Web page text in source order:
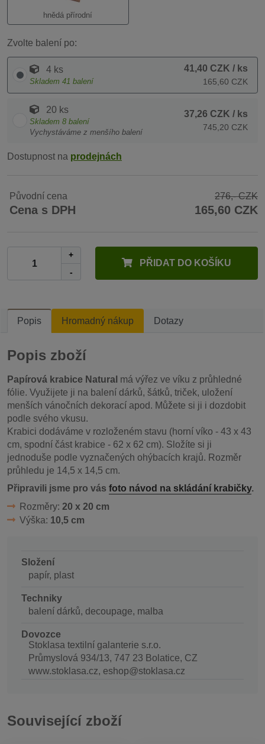
hnědá přírodní
Zvolte balení po:
4 ks
Skladem 41 balení
41,40 CZK / ks
165,60 CZK
20 ks
Skladem 8 balení
Vychystáváme z menšího balení
37,26 CZK / ks
745,20 CZK
Dostupnost na prodejnách
Původní cena 276,- CZK
Cena s DPH 165,60 CZK
+
-
PŘIDAT DO KOŠÍKU
Popis Hromadný nákup Dotazy
Popis zboží
Papírová krabice Natural má výřez ve víku z průhledné
fólie. Využijete ji na balení dárků, šátků, triček, uložení
menších vánočních dekorací apod. Můžete si ji i dozdobit
podle svého vkusu.
Krabici dodáváme v rozloženém stavu (horní víko - 43 x 43
cm, spodní část krabice - 62 x 62 cm). Složíte si ji
jednoduše podle vyznačených ohýbacích krajů. Rozměr
průhledu je 14,5 x 14,5 cm.
Připravili jsme pro vás foto návod na skládání krabičky.
Rozměry: 20 x 20 cm
Výška: 10,5 cm
Složení
papír, plast
Techniky
balení dárků, decoupage, malba
Dovozce
Stoklasa textilní galanterie s.r.o.
Průmyslová 934/13, 747 23 Bolatice, CZ
www.stoklasa.cz, eshop@stoklasa.cz
Související zboží